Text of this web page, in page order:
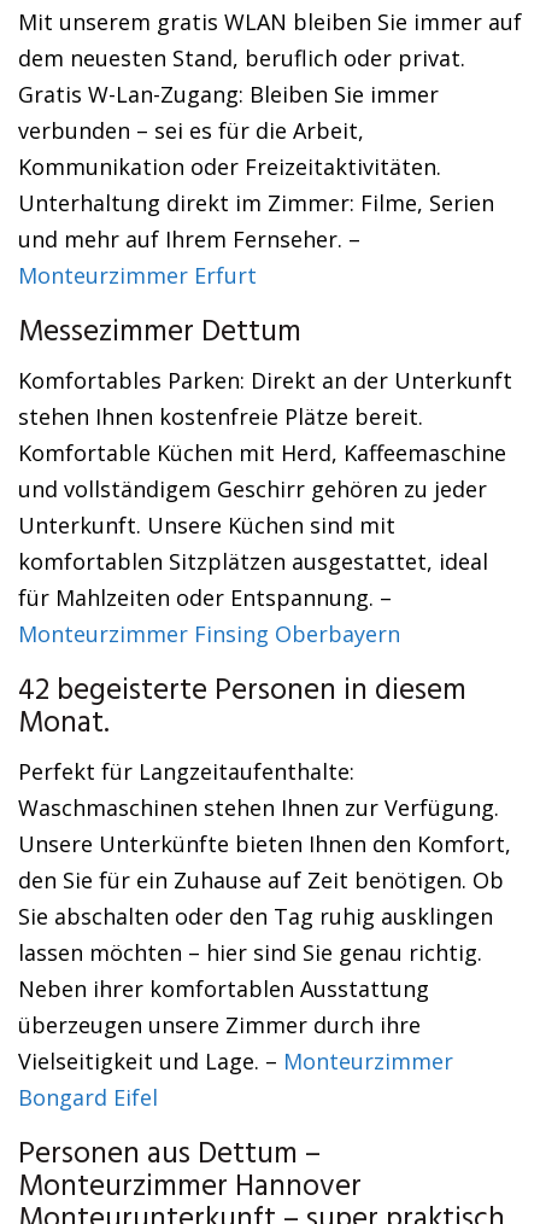
Mit unserem gratis WLAN bleiben Sie immer auf
dem neuesten Stand, beruflich oder privat.
Gratis W-Lan-Zugang: Bleiben Sie immer
verbunden – sei es für die Arbeit,
Kommunikation oder Freizeitaktivitäten.
Unterhaltung direkt im Zimmer: Filme, Serien
und mehr auf Ihrem Fernseher. –
Monteurzimmer Erfurt
Messezimmer Dettum
Komfortables Parken: Direkt an der Unterkunft
stehen Ihnen kostenfreie Plätze bereit.
Komfortable Küchen mit Herd, Kaffeemaschine
und vollständigem Geschirr gehören zu jeder
Unterkunft. Unsere Küchen sind mit
komfortablen Sitzplätzen ausgestattet, ideal
für Mahlzeiten oder Entspannung. –
Monteurzimmer Finsing Oberbayern
42 begeisterte Personen in diesem
Monat.
Perfekt für Langzeitaufenthalte:
Waschmaschinen stehen Ihnen zur Verfügung.
Unsere Unterkünfte bieten Ihnen den Komfort,
den Sie für ein Zuhause auf Zeit benötigen. Ob
Sie abschalten oder den Tag ruhig ausklingen
lassen möchten – hier sind Sie genau richtig.
Neben ihrer komfortablen Ausstattung
überzeugen unsere Zimmer durch ihre
Vielseitigkeit und Lage. – Monteurzimmer
Bongard Eifel
Personen aus Dettum –
Monteurzimmer Hannover